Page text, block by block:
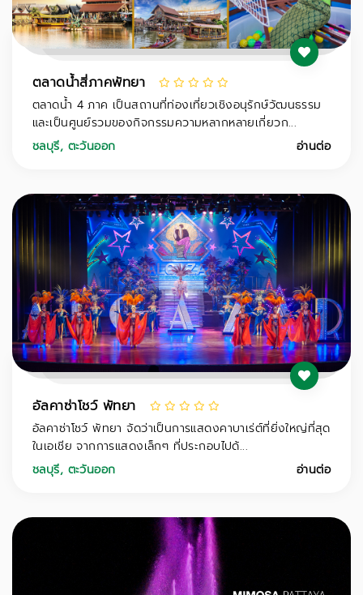
ตลาดน้ำสี่ภาคพัทยา
ตลาดน้ำ 4 ภาค เป็นสถานที่ท่องเที่ยวเชิงอนุรักษ์วัฒนธรรม
และเป็นศูนย์รวมของกิจกรรมความหลากหลายเกี่ยวก...
ชลบุรี, ตะวันออก อ่านต่อ
อัลคาซ่าโชว์ พัทยา
อัลคาซ่าโชว์ พัทยา จัดว่าเป็นการแสดงคาบาเร่ต์ที่ยิ่งใหญ่ที่สุด
ในเอเชีย จากการแสดงเล็กๆ ที่ประกอบไปด้...
ชลบุรี, ตะวันออก อ่านต่อ